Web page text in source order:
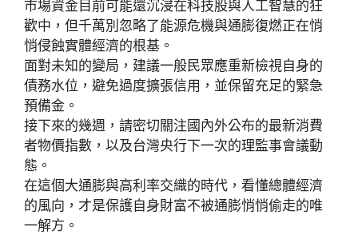
市場資金目前可能還沉浸在科技股與人工智慧的狂
歡中，但千萬別忽略了能源危機與通膨復燃正在悄
悄侵蝕實體經濟的根基。
面對未知的變局，建議一般民眾應重新檢視自身的
債務水位，避免過度擴張信用，並保留充足的緊急
預備金。
接下來的幾週，請密切關注國內外公布的最新消費
者物價指數，以及台灣央行下一次的理監事會議動
態。
在這個大通膨與高利率交織的時代，看懂總體經濟
的風向，才是保護自身財富不被通膨悄悄偷走的唯
一解方。